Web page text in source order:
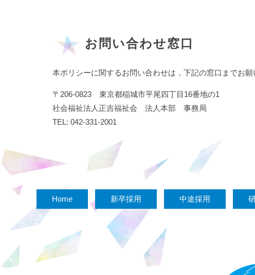
お問い合わせ窓口
本ポリシーに関するお問い合わせは，下記の窓口までお願
〒206-0823 東京都稲城市平尾四丁目16番地の1
社会福祉法人正吉福祉会 法人本部 事務局
TEL: 042-331-2001
Home 新卒採用 中途採用